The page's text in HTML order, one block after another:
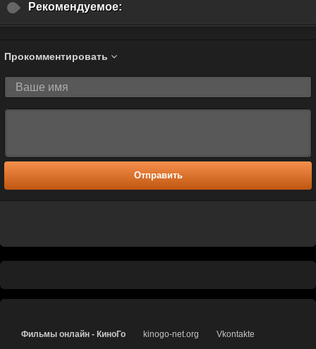
Рекомендуемое:
Прокомментировать
Отправить
Фильмы онлайн - КиноГо kinogo-net.org Vkontakte